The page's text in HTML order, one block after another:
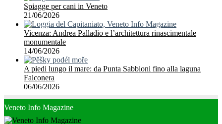
Spiagge per cani in Veneto
21/06/2026
Vicenza: Andrea Palladio e l’architettura rinascimentale
monumentale
14/06/2026
A piedi lungo il mare: da Punta Sabbioni fino alla laguna
Falconera
06/06/2026
Veneto Info Magazine